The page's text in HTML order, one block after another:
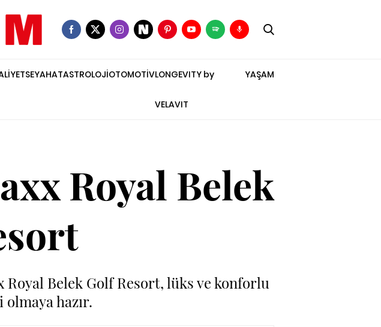
SEYAHATASTROLOJİOTOMOTİVLONGEVITY by
VELAVIT
YAŞAM
Royal Belek
Royal Belek Golf Resort, lüks ve konforlu
hazır.